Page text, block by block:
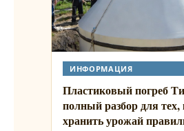
ИНФОРМАЦИЯ
Пластиковый погреб
полный разбор для тех,
хранить урожай